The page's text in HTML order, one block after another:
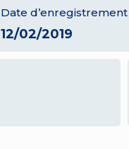
Date d’enregistrement
12/02/2019